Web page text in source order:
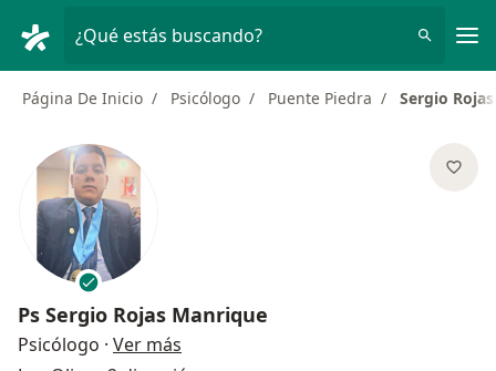
¿Qué estás buscando?
Página De Inicio Psicólogo Puente Piedra Sergio
Ps Sergio Rojas Manrique
Psicólogo · Ver más